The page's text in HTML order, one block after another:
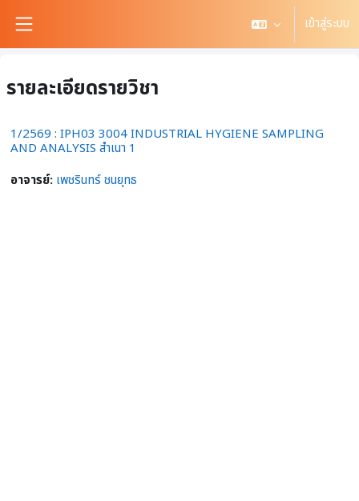
เข้าสู่ระบบ
รายละเอียดรายวิชา
1/2569 : IPH03 3004 INDUSTRIAL HYGIENE SAMPLING
AND ANALYSIS สำเนา 1
อาจารย์: เพชรินทร์ ชนยุทธ